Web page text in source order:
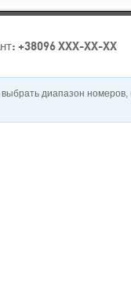
+38096 XXX-XX-XX
диапазон